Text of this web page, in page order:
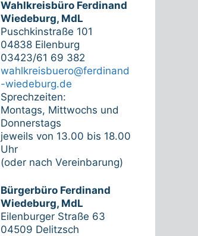
Wahlkreisbüro Ferdinand
Wiedeburg, MdL
Puschkinstraße 101
04838 Eilenburg
03423/61 69 382
wahlkreisbuero@ferdinand
-wiedeburg.de
Sprechzeiten:
Montags, Mittwochs und
Donnerstags
jeweils von 13.00 bis 18.00
Uhr
(oder nach Vereinbarung)
Bürgerbüro Ferdinand
Wiedeburg, MdL
Eilenburger Straße 63
04509 Delitzsch